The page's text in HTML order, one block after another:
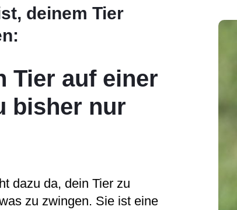
deinem Tier
Tier auf einer
bisher nur
dazu da, dein Tier zu
zu zwingen. Sie ist eine